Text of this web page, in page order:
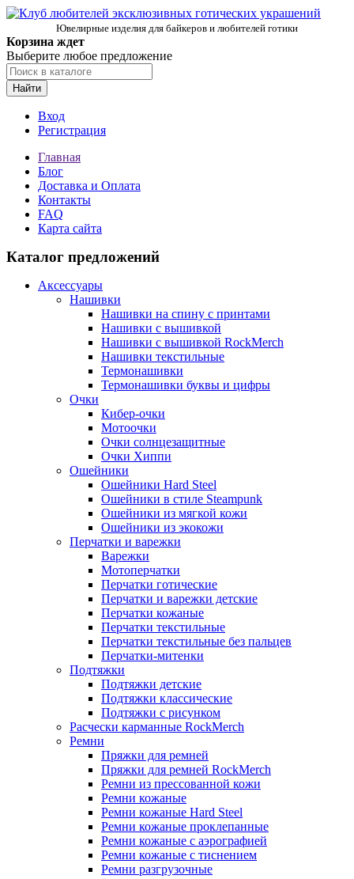
Ювелирные изделия для байкеров и любителей готики
Корзина ждет
Выберите любое предложение
Найти
Вход
Регистрация
Главная
Блог
Доставка и Оплата
Контакты
FAQ
Карта сайта
Каталог предложений
Аксессуары
Нашивки
Нашивки на спину с принтами
Нашивки с вышивкой
Нашивки с вышивкой RockMerch
Нашивки текстильные
Термонашивки
Термонашивки буквы и цифры
Очки
Кибер-очки
Мотоочки
Очки солнцезащитные
Очки Хиппи
Ошейники
Ошейники Hard Steel
Ошейники в стиле Steampunk
Ошейники из мягкой кожи
Ошейники из экокожи
Перчатки и варежки
Варежки
Мотоперчатки
Перчатки готические
Перчатки и варежки детские
Перчатки кожаные
Перчатки текстильные
Перчатки текстильные без пальцев
Перчатки-митенки
Подтяжки
Подтяжки детские
Подтяжки классические
Подтяжки с рисунком
Расчески карманные RockMerch
Ремни
Пряжки для ремней
Пряжки для ремней RockMerch
Ремни из прессованной кожи
Ремни кожаные
Ремни кожаные Hard Steel
Ремни кожаные проклепанные
Ремни кожаные с аэрографией
Ремни кожаные с тиснением
Ремни разгрузочные